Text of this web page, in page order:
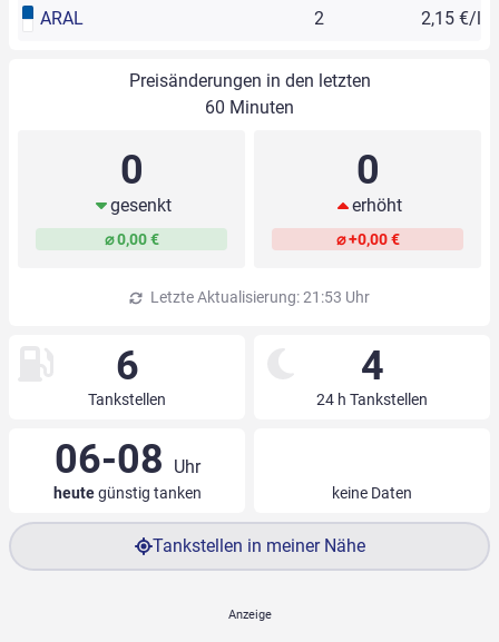
ARAL 2 2,15 €/l
Preisänderungen in den letzten
60 Minuten
0
gesenkt
⌀ 0,00 €
0
erhöht
⌀ +0,00 €
Letzte Aktualisierung: 21:53 Uhr
6
Tankstellen
4
24 h Tankstellen
06-08 Uhr
heutegünstig tanken keine Daten
Tankstellen in meiner Nähe